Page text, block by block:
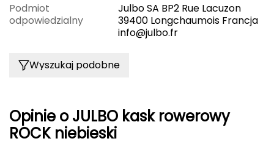
Grivel
HMS
Podmiot
odpowiedzialny
Julbo SA BP2 Rue Lacuzon
39400 Longchaumois Francja
info@julbo.fr
Wyszukaj podobne
Opinie o JULBO kask rowerowy
ROCK niebieski